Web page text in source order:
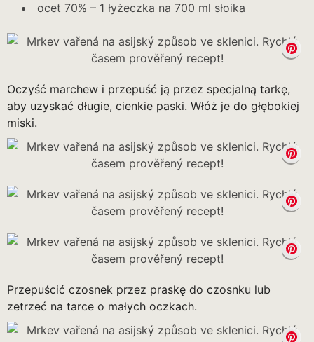
ocet 70% – 1 łyżeczka na 700 ml słoika
Oczyść marchew i przepuść ją przez specjalną tarkę,
aby uzyskać długie, cienkie paski. Włóż je do głębokiej
miski.
Przepuścić czosnek przez praskę do czosnku lub
zetrzeć na tarce o małych oczkach.